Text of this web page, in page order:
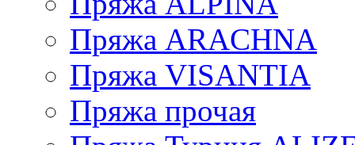
Пряжа ARACHNA
Пряжа VISANTIA
Пряжа прочая